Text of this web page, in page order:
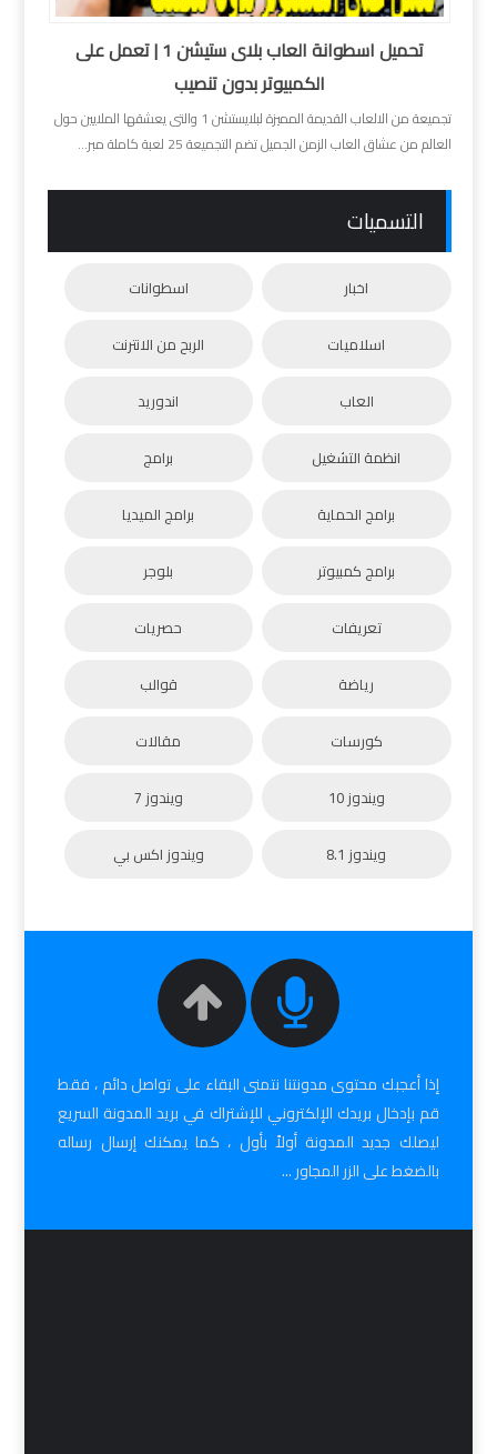
تحميل اسطوانة العاب بلاى ستيشن 1 | تعمل على
الكمبيوتر بدون تنصيب
تجميعة من الالعاب القديمة المميزة لبلايستشن 1 والتى يعشقها الملايين حول
العالم من عشاق العاب الزمن الجميل تضم التجميعة 25 لعبة كاملة مبر...
التسميات
اخبار اسطوانات
اسلاميات الربح من الانترنت
العاب اندوريد
انظمة التشغيل برامج
برامج الحماية برامج الميديا
برامج كمبيوتر بلوجر
تعريفات حصريات
رياضة قوالب
كورسات مقالات
ويندوز 10 ويندوز 7
ويندوز 8.1 ويندوز اكس بي
إذا أعجبك محتوى مدونتنا نتمنى البقاء على تواصل دائم ، فقط
قم بإدخال بريدك الإلكتروني للإشتراك في بريد المدونة السريع
ليصلك جديد المدونة أولاً بأول ، كما يمكنك إرسال رساله
بالضغط على الزر المجاور ...